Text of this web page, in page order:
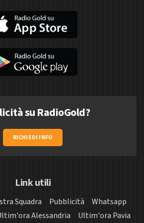
su RadioGold?
RICHIEDI INFO
Link utili
Squadra Pubblicità
Whatsapp
Alessandria
Ultim'ora Pavia